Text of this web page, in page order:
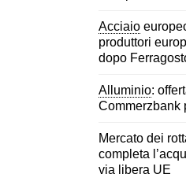
Acciaio
produttori
dopo
Alluminio:
Commerzbank
Mercato dei
completa
via libera UE